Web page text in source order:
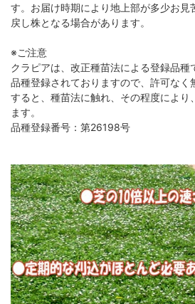
す。お届け時期により地上部が多少お見
戻し株となる場合があります。
※ご注意
クラピアは、改正種苗法による登録品種
品種登録されておりますので、許可なく
すると、種苗法に触れ、その程度により
ます。
品種登録番号：第26198号